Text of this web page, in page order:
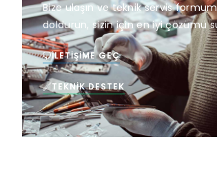
Bize ulaşın ve teknik servis
doldurun, sizin için en iyi çözümü
İLETIŞIME GEÇ
TEKNIK DESTEK